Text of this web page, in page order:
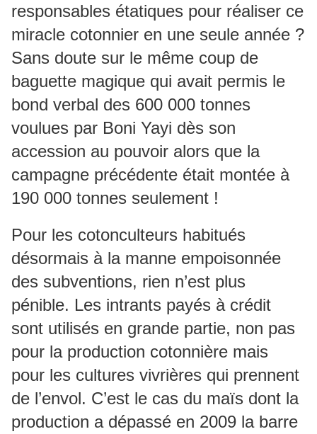
responsables étatiques pour réaliser ce
miracle cotonnier en une seule année ?
Sans doute sur le même coup de
baguette magique qui avait permis le
bond verbal des 600 000 tonnes
voulues par Boni Yayi dès son
accession au pouvoir alors que la
campagne précédente était montée à
190 000 tonnes seulement !
Pour les cotonculteurs habitués
désormais à la manne empoisonnée
des subventions, rien n’est plus
pénible. Les intrants payés à crédit
sont utilisés en grande partie, non pas
pour la production cotonnière mais
pour les cultures vivrières qui prennent
de l’envol. C’est le cas du maïs dont la
production a dépassé en 2009 la barre